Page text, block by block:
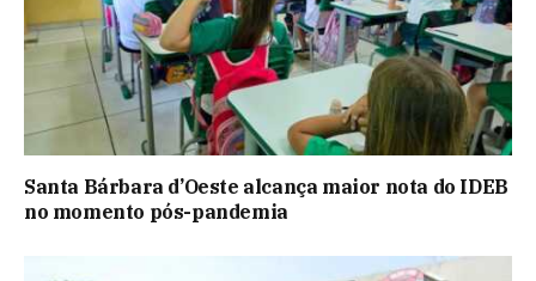
Santa Bárbara d’Oeste alcança maior nota do IDEB
no momento pós-pandemia